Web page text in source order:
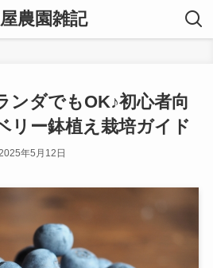
農園雑記
ンダでもOK♪初心者向
リー鉢植え栽培ガイド
年5月12日